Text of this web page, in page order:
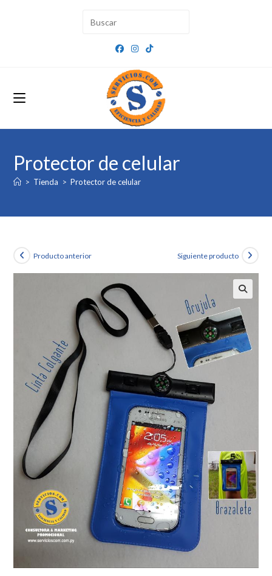
Protector de celular
> Tienda > Protector de celular
Producto anterior Siguiente producto